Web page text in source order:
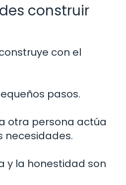
construir
con el
pasos.
otra persona actúa
necesidades.
y la honestidad son